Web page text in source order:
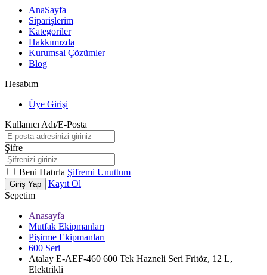
AnaSayfa
Siparişlerim
Kategoriler
Hakkımızda
Kurumsal Çözümler
Blog
Hesabım
Üye Girişi
Kullanıcı Adı/E-Posta
Şifre
Beni Hatırla Şifremi Unuttum
Giriş Yap
Kayıt Ol
Sepetim
Anasayfa
Mutfak Ekipmanları
Pişirme Ekipmanları
600 Seri
Atalay E-AEF-460 600 Tek Hazneli Seri Fritöz, 12 L,
Elektrikli